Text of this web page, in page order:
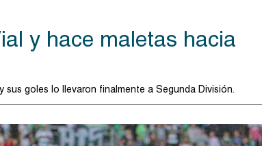
y hace maletas hacia
goles lo llevaron finalmente a Segunda División.